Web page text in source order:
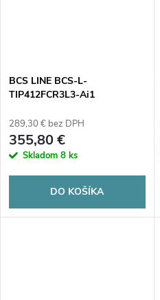
BCS LINE BCS-L-
TIP412FCR3L3-Ai1
289,30 € bez DPH
355,80 €
Skladom 8 ks
DO KOŠÍKA